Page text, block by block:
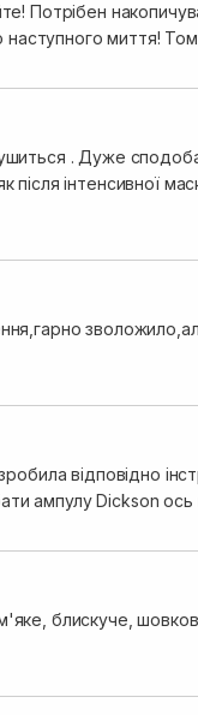
Потрібен
наступного миття!
. Дуже
після інтенсивної
відповідно
ампулу Dickson ось
блискуче,